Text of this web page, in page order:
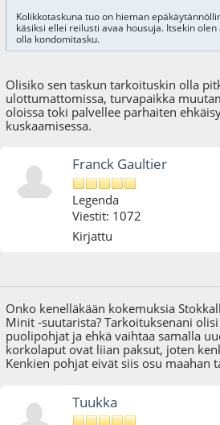
Kolikkotaskuna tuo on hieman
käsiksi ellei reilusti avaa housuja. Itsekin
olla kondomitasku.
Olisiko sen taskun tarkoituskin olla
ulottumattomissa, turvapaikka
oloissa toki palvellee parhaiten
kuskaamisessa.
Franck Gaultier
Legenda
Viestit: 1072
Kirjattu
Onko kenelläkään kokemuksia
Minit -suutarista? Tarkoituksenani
puolipohjat ja ehkä vaihtaa samalla
korkolaput ovat liian paksut, joten
Kenkien pohjat eivät siis osu maahan
Tuukka